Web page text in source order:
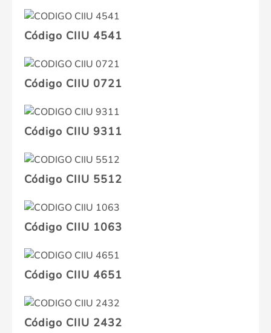
Código CIIU 4541
Código CIIU 0721
Código CIIU 9311
Código CIIU 5512
Código CIIU 1063
Código CIIU 4651
Código CIIU 2432